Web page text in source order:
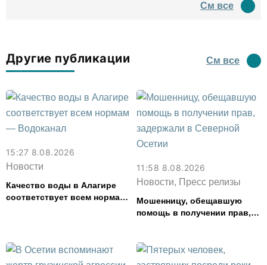
водил туда туристов
См все
Другие публикации См все
15:27 8.08.2026
Новости
Качество воды в Алагире
соответствует всем нормам
11:58 8.08.2026
Новости, Пресс релизы
Мошенницу, обещавшую
помощь в получении прав,